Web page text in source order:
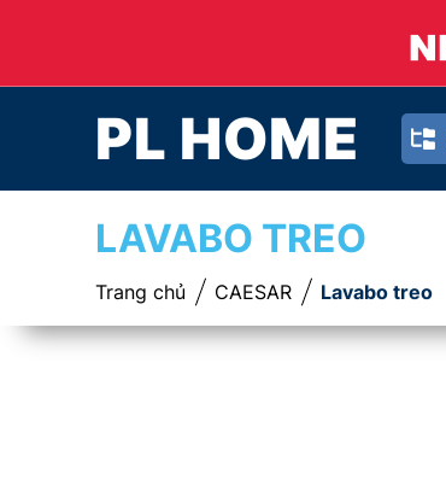
PL HOME
LAVABO TREO
Trang chủ CAESAR Lavabo treo